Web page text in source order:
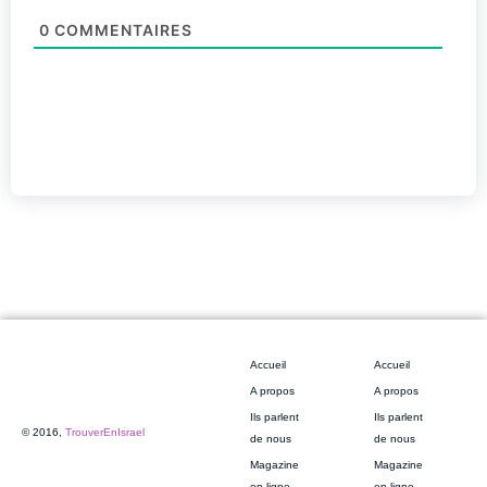
0 COMMENTAIRES
© 2016, TrouverEnIsrael
Accueil
A propos
Ils parlent
de nous
Magazine
Accueil
A propos
Ils parlent
de nous
Magazine